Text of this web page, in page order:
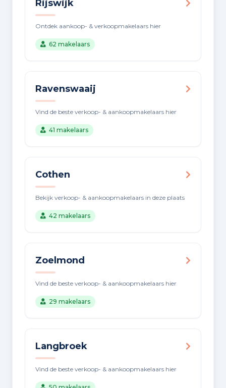
Rijswijk
Ontdek aankoop- & verkoopmakelaars hier
62 makelaars
Ravenswaaij
Vind de beste verkoop- & aankoopmakelaars hier
41 makelaars
Cothen
Bekijk verkoop- & aankoopmakelaars in deze plaats
42 makelaars
Zoelmond
Vind de beste verkoop- & aankoopmakelaars hier
29 makelaars
Langbroek
Vind de beste verkoop- & aankoopmakelaars hier